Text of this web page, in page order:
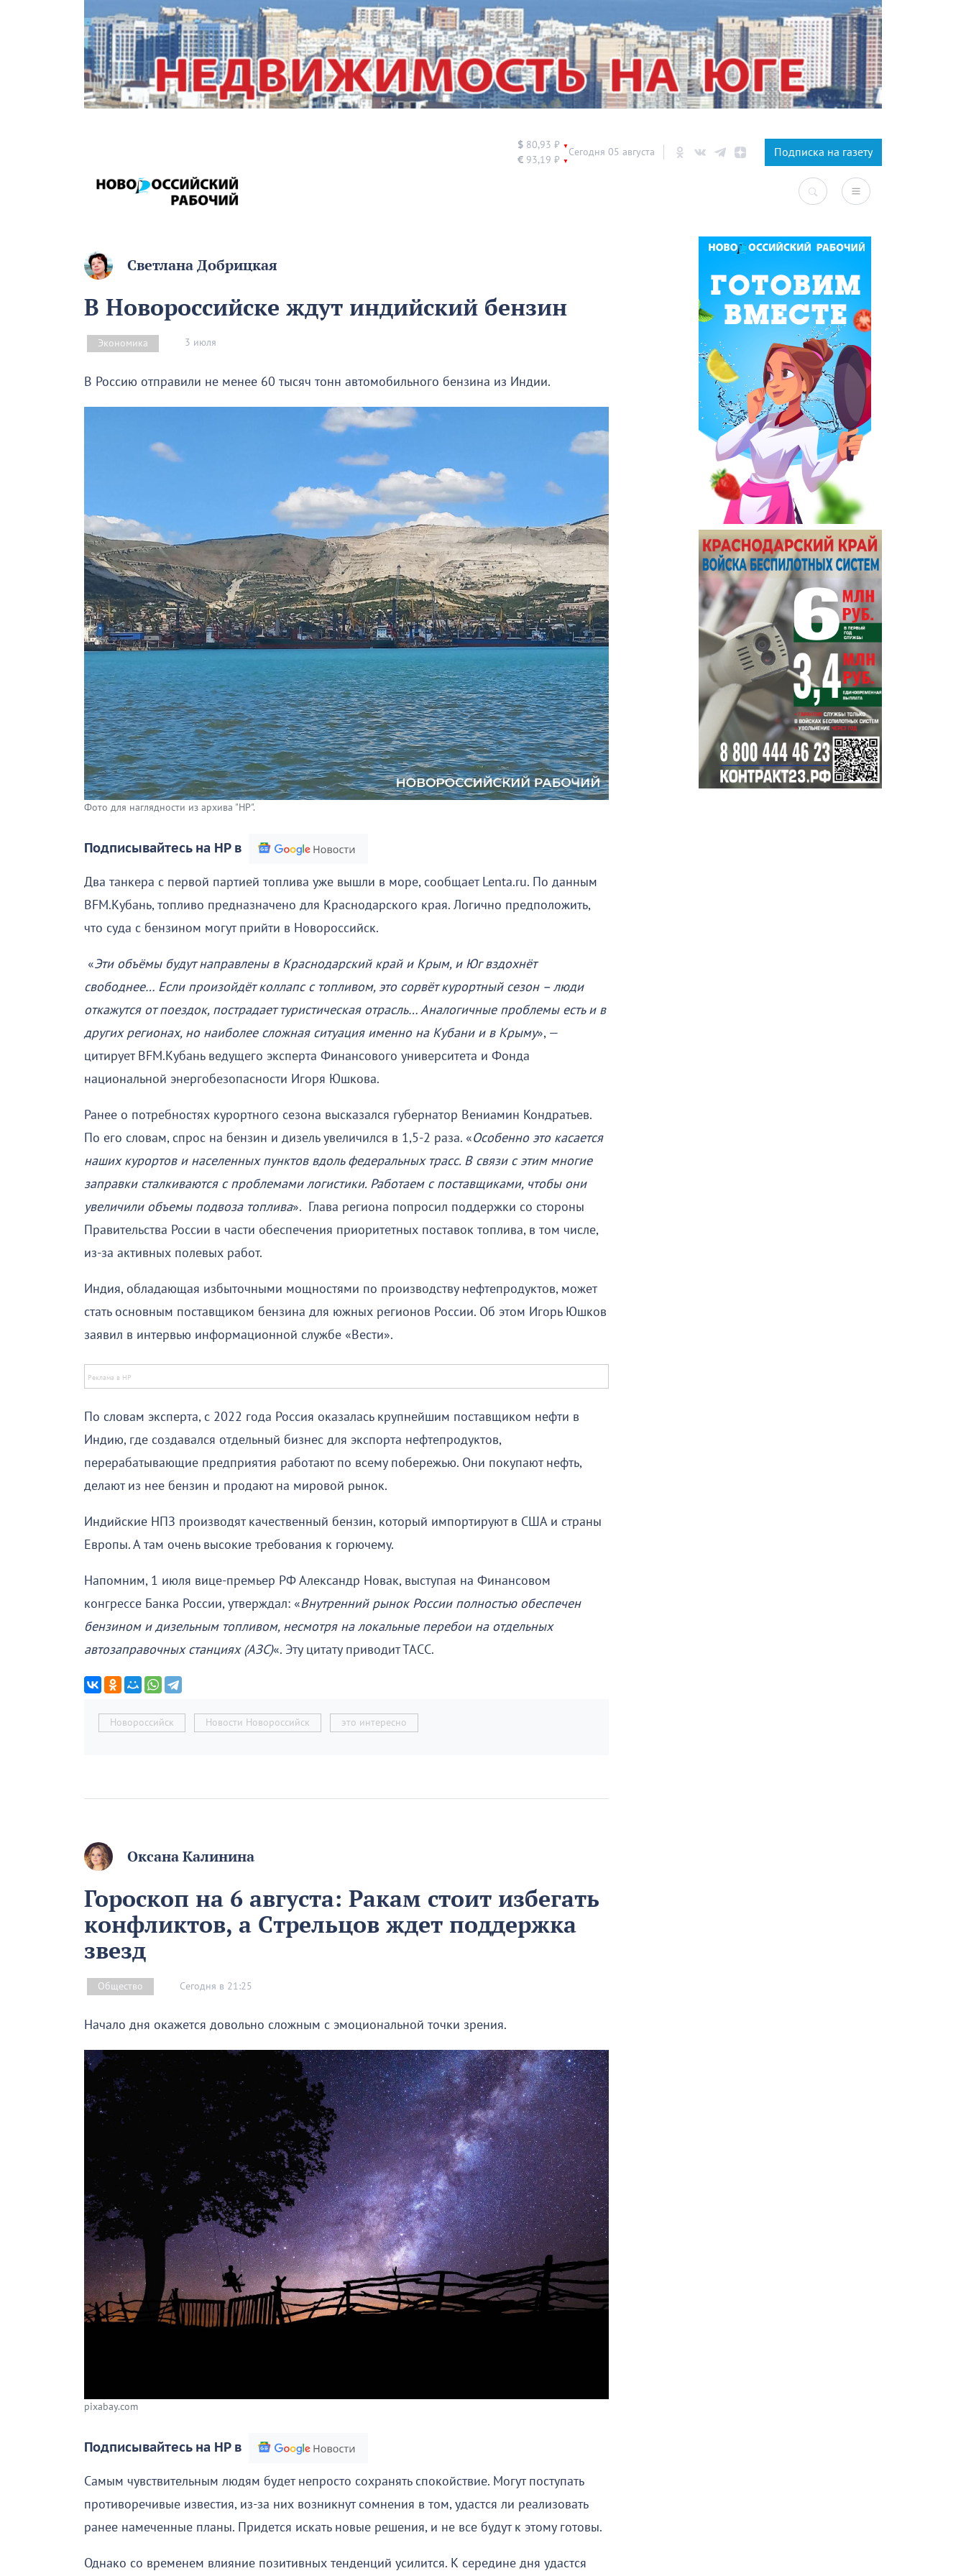
$ 80,93 ₽ ▼
€ 93,19 ₽ ▼
Сегодня 05 августа Подписка на газету
Светлана Добрицкая
В Новороссийске ждут индийский бензин
Экономика 3 июля
В Россию отправили не менее 60 тысяч тонн автомобильного бензина из Индии.
Фото для наглядности из архива "НР".
Подписывайтесь на НР в
Два танкера с первой партией топлива уже вышли в море, сообщает Lenta.ru. По данным
BFM.Кубань, топливо предназначено для Краснодарского края. Логично предположить,
что суда с бензином могут прийти в Новороссийск.
«Эти объёмы будут направлены в Краснодарский край и Крым, и Юг вздохнёт
свободнее… Если произойдёт коллапс с топливом, это сорвёт курортный сезон – люди
откажутся от поездок, пострадает туристическая отрасль… Аналогичные проблемы есть и в
других регионах, но наиболее сложная ситуация именно на Кубани и в Крыму», —
цитирует BFM.Кубань ведущего эксперта Финансового университета и Фонда
национальной энергобезопасности Игоря Юшкова.
Ранее о потребностях курортного сезона высказался губернатор Вениамин Кондратьев.
По его словам, спрос на бензин и дизель увеличился в 1,5-2 раза. «Особенно это касается
наших курортов и населенных пунктов вдоль федеральных трасс. В связи с этим многие
заправки сталкиваются с проблемами логистики. Работаем с поставщиками, чтобы они
увеличили объемы подвоза топлива». Глава региона попросил поддержки со стороны
Правительства России в части обеспечения приоритетных поставок топлива, в том числе,
из-за активных полевых работ.
Индия, обладающая избыточными мощностями по производству нефтепродуктов, может
стать основным поставщиком бензина для южных регионов России. Об этом Игорь Юшков
заявил в интервью информационной службе «Вести».
По словам эксперта, с 2022 года Россия оказалась крупнейшим поставщиком нефти в
Индию, где создавался отдельный бизнес для экспорта нефтепродуктов,
перерабатывающие предприятия работают по всему побережью. Они покупают нефть,
делают из нее бензин и продают на мировой рынок.
Индийские НПЗ производят качественный бензин, который импортируют в США и страны
Европы. А там очень высокие требования к горючему.
Напомним, 1 июля вице-премьер РФ Александр Новак, выступая на Финансовом
конгрессе Банка России, утверждал: «Внутренний рынок России полностью обеспечен
бензином и дизельным топливом, несмотря на локальные перебои на отдельных
автозаправочных станциях (АЗС)«. Эту цитату приводит ТАСС.
Новороссийск Новости Новороссийск это интересно
Оксана Калинина
Гороскоп на 6 августа: Ракам стоит избегать
конфликтов, а Стрельцов ждет поддержка
звезд
Общество Сегодня в 21:25
Начало дня окажется довольно сложным с эмоциональной точки зрения.
pixabay.com
Подписывайтесь на НР в
Самым чувствительным людям будет непросто сохранять спокойствие. Могут поступать
противоречивые известия, из-за них возникнут сомнения в том, удастся ли реализовать
ранее намеченные планы. Придется искать новые решения, и не все будут к этому готовы.
Однако со временем влияние позитивных тенденций усилится. К середине дня удастся